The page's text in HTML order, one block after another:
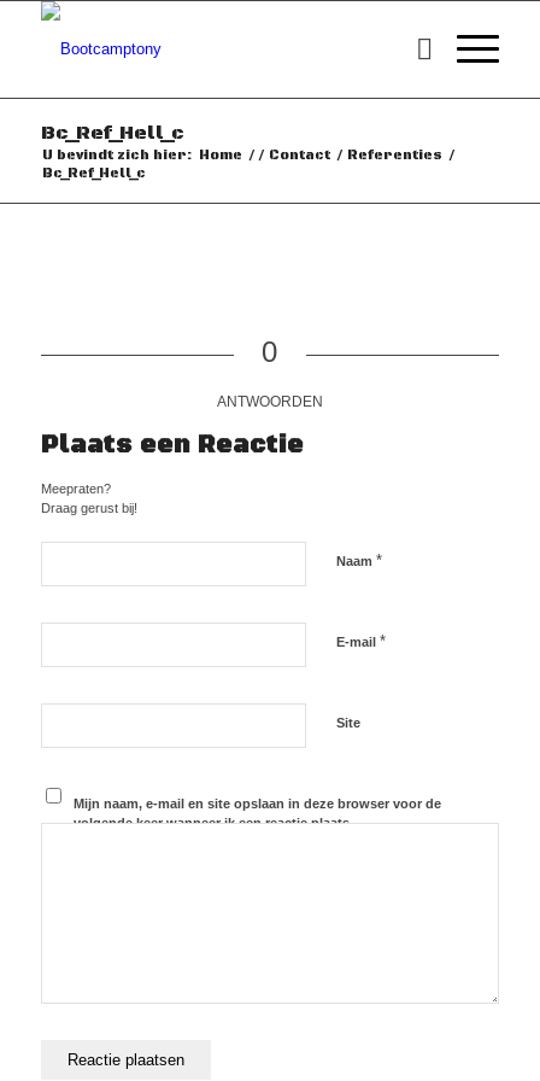
Bc_Ref_Hell_c
U bevindt zich hier: Home / / Contact / Referenties /
Bc_Ref_Hell_c
0
ANTWOORDEN
Plaats een Reactie
Meepraten?
Draag gerust bij!
Naam *
E-mail *
Site
Mijn naam, e-mail en site opslaan in deze browser voor de
volgende keer wanneer ik een reactie plaats.